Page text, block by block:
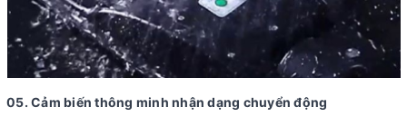
05. Cảm biến thông minh nhận dạng chuyển động